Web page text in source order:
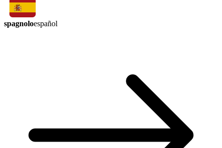
spagnoloespañol